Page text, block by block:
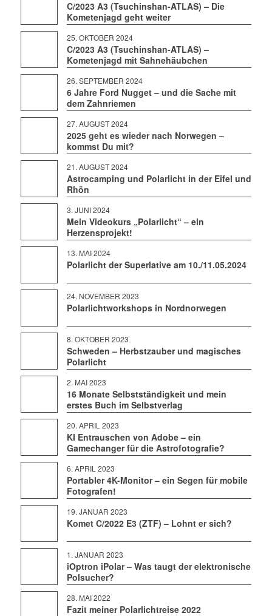
C/2023 A3 (Tsuchinshan-ATLAS) – Die
Kometenjagd geht weiter
25. OKTOBER 2024
C/2023 A3 (Tsuchinshan-ATLAS) –
Kometenjagd mit Sahnehäubchen
26. SEPTEMBER 2024
6 Jahre Ford Nugget – und die Sache mit
dem Zahnriemen
27. AUGUST 2024
2025 geht es wieder nach Norwegen –
kommst Du mit?
21. AUGUST 2024
Astrocamping und Polarlicht in der Eifel und
Rhön
3. JUNI 2024
Mein Videokurs „Polarlicht“ – ein
Herzensprojekt!
13. MAI 2024
Polarlicht der Superlative am 10./11.05.2024
24. NOVEMBER 2023
Polarlichtworkshops in Nordnorwegen
8. OKTOBER 2023
Schweden – Herbstzauber und magisches
Polarlicht
2. MAI 2023
16 Monate Selbstständigkeit und mein
erstes Buch im Selbstverlag
20. APRIL 2023
KI Entrauschen von Adobe – ein
Gamechanger für die Astrofotografie?
6. APRIL 2023
Portabler 4K-Monitor – ein Segen für mobile
Fotografen!
19. JANUAR 2023
Komet C/2022 E3 (ZTF) – Lohnt er sich?
1. JANUAR 2023
iOptron iPolar – Was taugt der elektronische
Polsucher?
28. MAI 2022
Fazit meiner Polarlichtreise 2022